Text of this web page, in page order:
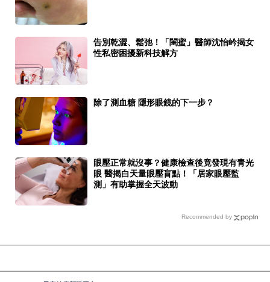
告別乾澀、鬆弛！「閨蜜」醫師沈怡岒揭女
性私密困擾新科技解方
除了測血糖 隱形眼鏡的下一步？
眼壓正常就沒事？健康檢查後竟發現有青光
眼 醫揭白天量眼壓盲點！「居家眼壓監
測」有助掌握全天波動
Recommended by